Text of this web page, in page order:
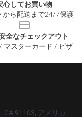
心してお買い物
から配送まで24/7保護
全なチェックアウト
マスターカード / ビザ
CA 91103, アメリカ